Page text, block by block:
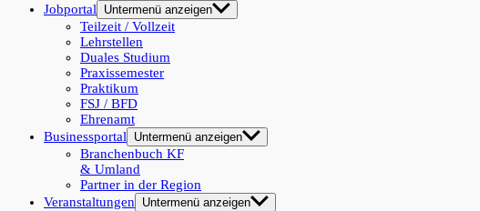
Jobportal
Untermenü anzeigen
Teilzeit / Vollzeit
Lehrstellen
Duales Studium
Praxissemester
Praktikum
FSJ / BFD
Ehrenamt
Businessportal
Untermenü anzeigen
Branchenbuch KF
& Umland
Partner in der Region
Veranstaltungen
Untermenü anzeigen